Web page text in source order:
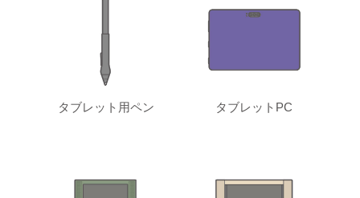
タブレット用ペン タブレットPC